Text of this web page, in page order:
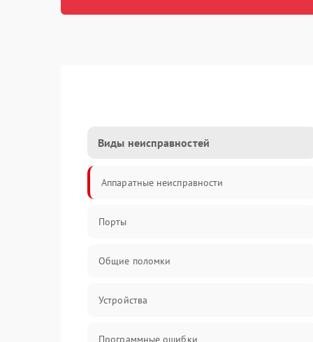
Виды неисправностей
Аппаратные неисправности
Порты
Общие поломки
Устройства
Программные ошибки